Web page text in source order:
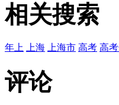
相关搜索
年上 上海 上海市 高考 高
评论